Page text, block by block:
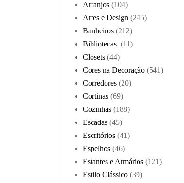
Arranjos (104)
Artes e Design (245)
Banheiros (212)
Bibliotecas. (11)
Closets (44)
Cores na Decoração (541)
Corredores (20)
Cortinas (69)
Cozinhas (188)
Escadas (45)
Escritórios (41)
Espelhos (46)
Estantes e Armários (121)
Estilo Clássico (39)